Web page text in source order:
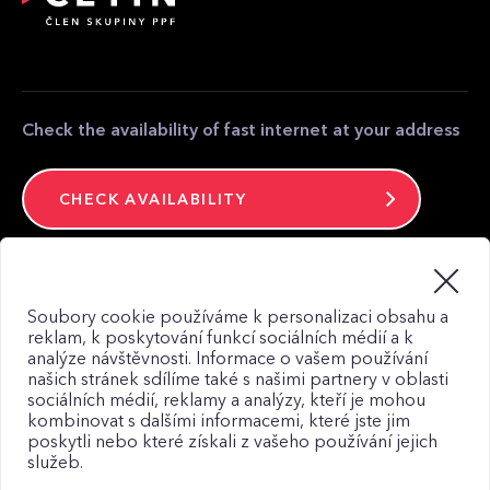
equipment
Check the availability of fast internet at your address
CHECK AVAILABILITY
Web map
Privacy Policy
Soubory cookie používáme k personalizaci obsahu a
reklam, k poskytování funkcí sociálních médií a k
analýze návštěvnosti. Informace o vašem používání
našich stránek sdílíme také s našimi partnery v oblasti
sociálních médií, reklamy a analýzy, kteří je mohou
kombinovat s dalšími informacemi, které jste jim
poskytli nebo které získali z vašeho používání jejich
služeb.